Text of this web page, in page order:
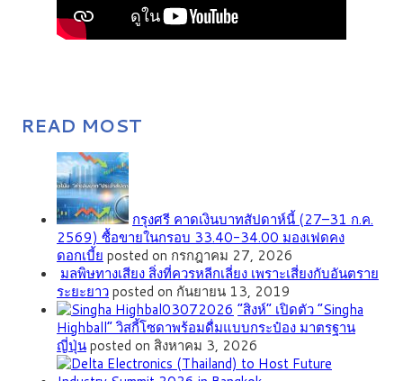
READ MOST
กรุงศรี คาดเงินบาทสัปดาห์นี้ (27–31 ก.ค.
2569) ซื้อขายในกรอบ 33.40-34.00 มองเฟดคง
ดอกเบี้ย posted on กรกฎาคม 27, 2026
มลพิษทางเสียง สิ่งที่ควรหลีกเลี่ยง เพราะเสี่ยงกับอันตราย
ระยะยาวposted on กันยายน 13, 2019
“สิงห์” เปิดตัว “Singha
Highball” วิสกี้โซดาพร้อมดื่มแบบกระป๋อง มาตรฐาน
ญี่ปุ่นposted on สิงหาคม 3, 2026